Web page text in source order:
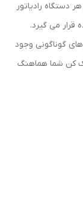
دستگاه رادیاتور
قرار می گیرد.
گوناگونی وجود
کن شما هماهنگ